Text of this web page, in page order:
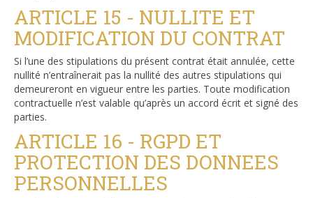
ARTICLE 15 - NULLITE ET
MODIFICATION DU CONTRAT
Si l’une des stipulations du présent contrat était annulée, cette
nullité n’entraînerait pas la nullité des autres stipulations qui
demeureront en vigueur entre les parties. Toute modification
contractuelle n’est valable qu’après un accord écrit et signé des
parties.
ARTICLE 16 - RGPD ET
PROTECTION DES DONNEES
PERSONNELLES